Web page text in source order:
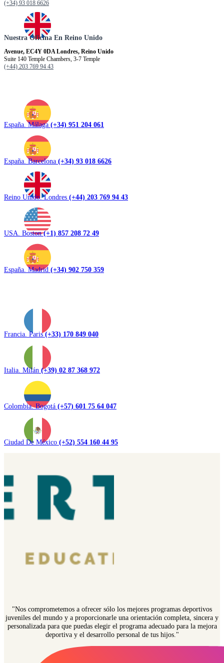
(+34) 93 018 6626
Nuestra Oficina En Reino Unido
Avenue, EC4Y 0DA Londres, Reino Unido
Suite 140 Temple Chambers, 3-7 Temple
(+44) 203 769 94 43
España. Málaga (+34) 951 204 061
España. Barcelona (+34) 93 018 6626
Reino Unido. Londres (+44) 203 769 94 43
USA. Boston(+1) 857 208 72 49
España. Madrid (+34) 902 750 359
Francia. Paris(+33) 170 849 040
Italia. Milán (+39) 02 87 368 972
Colombia. Bogotá (+57) 601 75 64 047
Ciudad De México (+52) 554 160 44 95
"Nos comprometemos a ofrecer sólo los mejores programas deportivos
juveniles del mundo y a proporcionarle una orientación completa, sincera y
personalizada para que puedas elegir el programa adecuado para la mejora
deportiva y el desarrollo personal de tus hijos."